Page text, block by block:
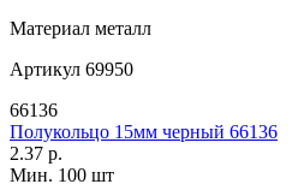
Материал металл
Артикул 69950
66136
Полукольцо 15мм черный 66136
2.37 р.
Мин. 100 шт